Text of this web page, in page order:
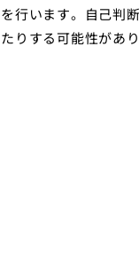
を行います。自己判
たりする可能性があり